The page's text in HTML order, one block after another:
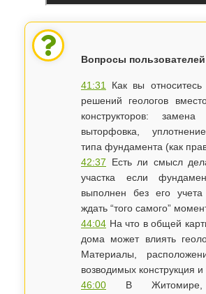
Вопросы пользователей
41:31
Как вы
решений геологов
конструкторов:
выторфовка,
типа фундамента (как
42:37 Есть ли смысл
участка если
выполнен без его
ждать “того самого”
44:04 На что в общей
дома может влиять
Материалы,
возводимых конструкция и
46:00 В